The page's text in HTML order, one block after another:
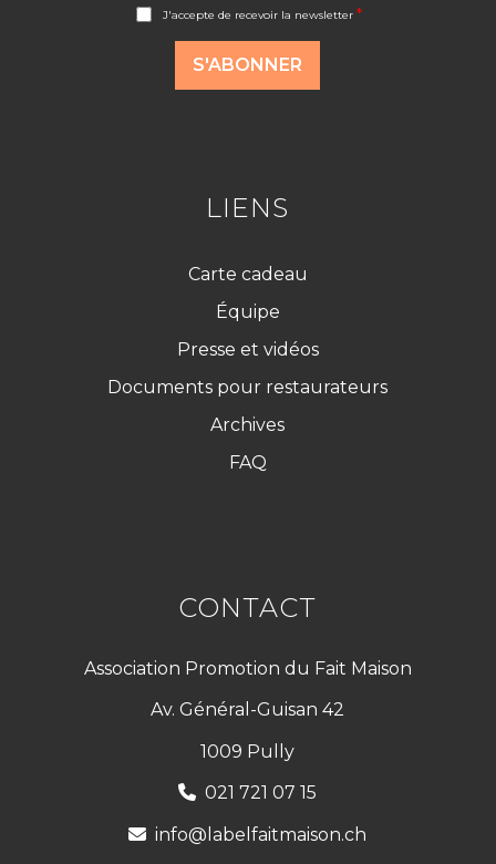
J'accepte de recevoir la newsletter*
S'ABONNER
LIENS
Carte cadeau
Équipe
Presse et vidéos
Documents pour restaurateurs
Archives
FAQ
CONTACT
Association Promotion du Fait Maison
Av. Général-Guisan 42
1009 Pully
021 721 07 15
info@labelfaitmaison.ch